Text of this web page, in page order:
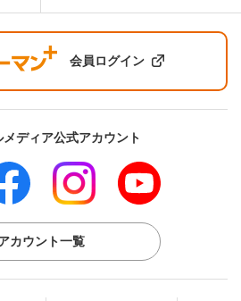
会員ログイン
メディア公式アカウント
カウント一覧